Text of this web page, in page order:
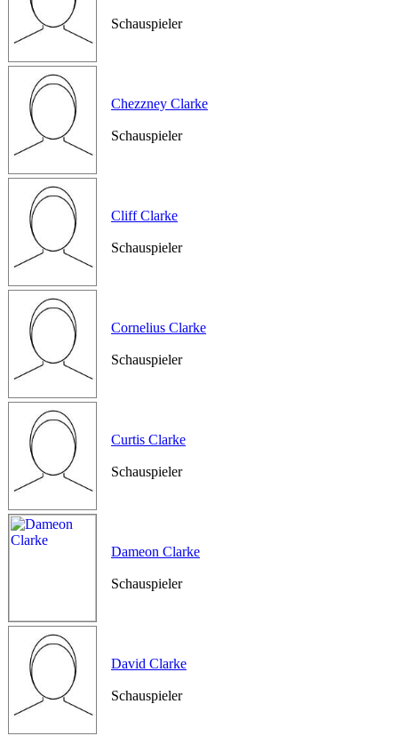
Schauspieler
Chezzney Clarke
Schauspieler
Cliff Clarke
Schauspieler
Cornelius Clarke
Schauspieler
Curtis Clarke
Schauspieler
Dameon Clarke
Schauspieler
David Clarke
Schauspieler